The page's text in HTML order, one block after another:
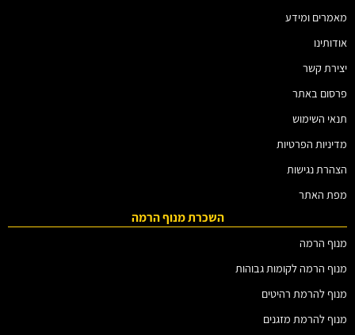
מאמרים ומידע
אודותינו
יצירת קשר
פרסום באתר
תנאי השימוש
מדיניות הפרטיות
הצהרת נגישות
מפת האתר
השכרת מנוף הרמה
מנוף הרמה
מנוף הרמה לקומות גבוהות
מנוף להרמת רהיטים
מנוף להרמת מזגנים